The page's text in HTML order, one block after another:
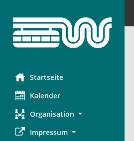
Startseite
Kalender
Organisation
Impressum